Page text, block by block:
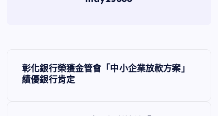
文
章
彰化銀行榮獲金管會「中小企業放款方案」
績優銀行肯定